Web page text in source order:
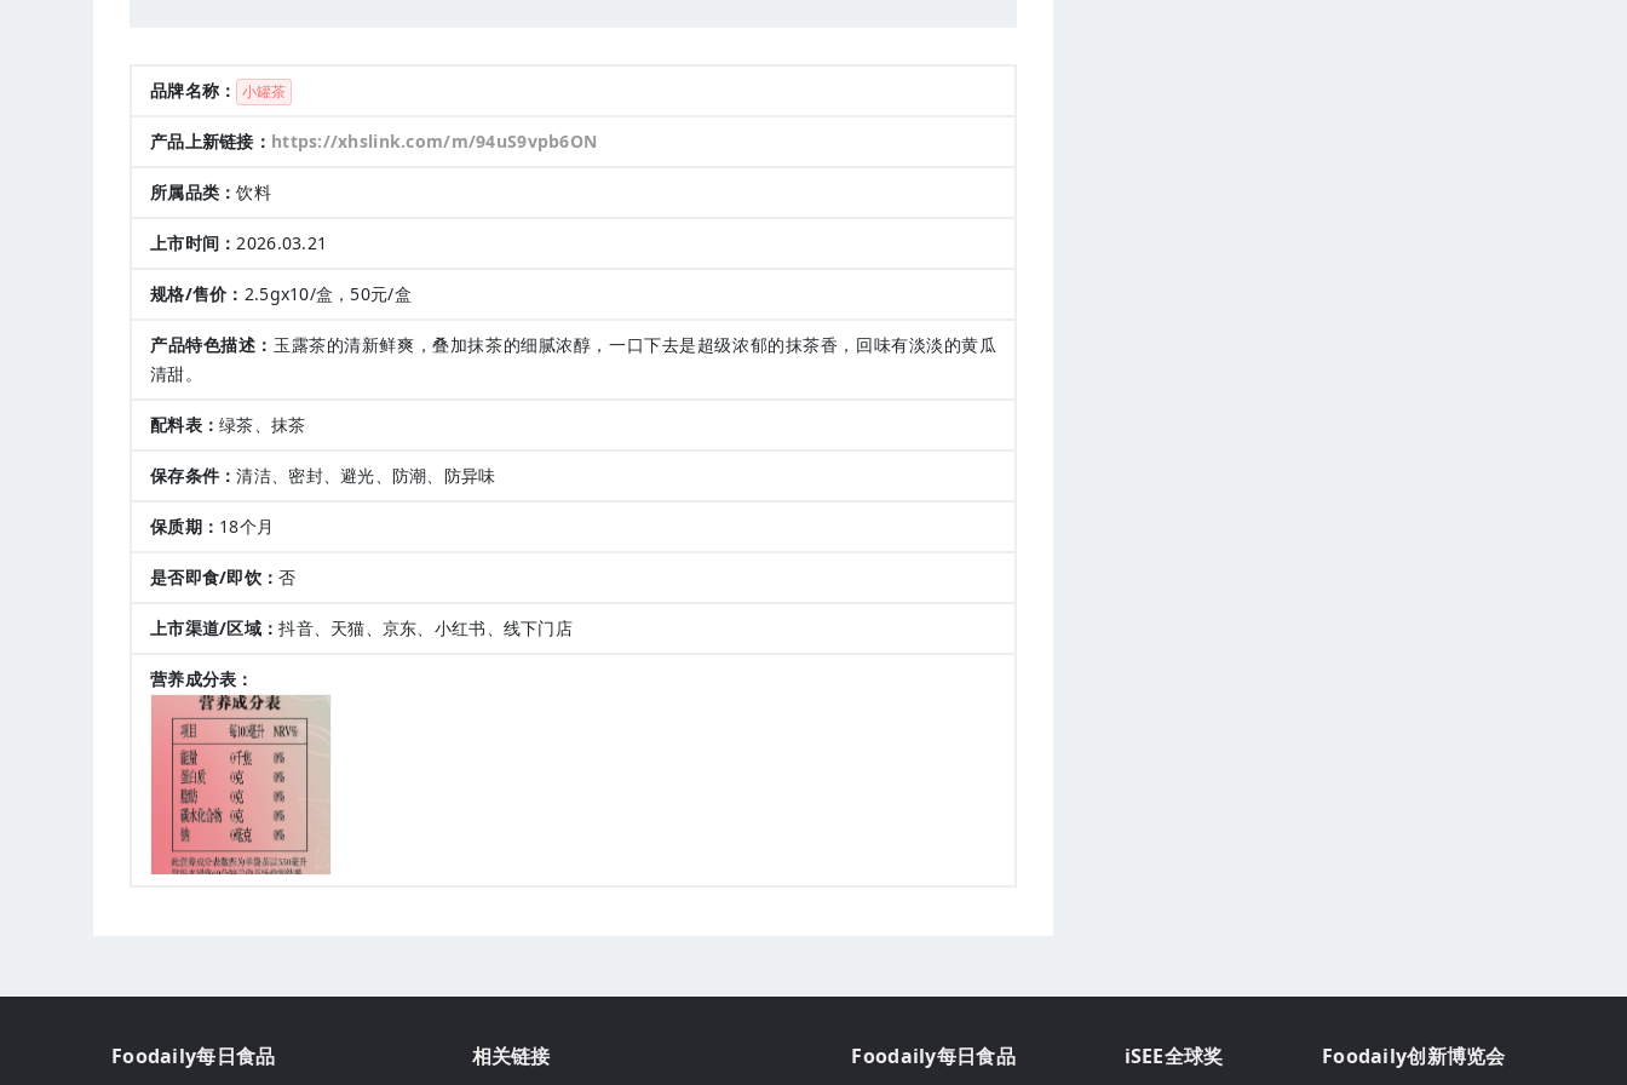
品牌名称： 小罐茶
产品上新链接： https://xhslink.com/m/94uS9vpb6ON
所属品类：饮料
上市时间：2026.03.21
规格/售价： 2.5gx10/盒，50元/盒
产品特色描述： 玉露茶的清新鲜爽，叠加抹茶的细腻浓醇，一口下去是超级浓郁的抹茶香，回味有淡淡的黄瓜
清甜。
配料表：绿茶、抹茶
保存条件：清洁、密封、避光、防潮、防异味
保质期： 18个月
是否即食/即饮：否
上市渠道/区域：抖音、天猫、京东、小红书、线下门店
营养成分表：
Foodaily每日食品 相关链接 Foodaily每日食品 iSEE全球奖 Foodaily创新博览会